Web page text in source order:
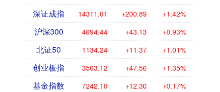
深证成指 14311.01 +200.89 +1.42%
沪深300 4694.44 +43.13 +0.93%
北证50 1134.24 +11.37 +1.01%
创业板指 3563.12 +47.56 +1.35%
基金指数 7242.10 +12.30 +0.17%